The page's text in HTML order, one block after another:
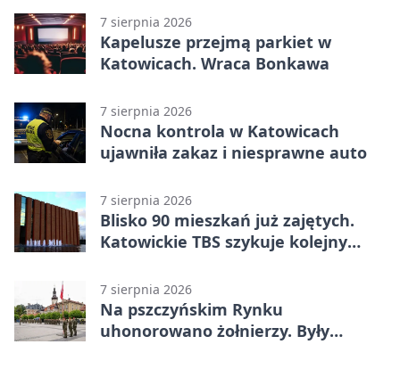
7 sierpnia 2026
Kapelusze przejmą parkiet w
Katowicach. Wraca Bonkawa
7 sierpnia 2026
Nocna kontrola w Katowicach
ujawniła zakaz i niesprawne auto
7 sierpnia 2026
Blisko 90 mieszkań już zajętych.
Katowickie TBS szykuje kolejny
7 sierpnia 2026
Na pszczyńskim Rynku
uhonorowano żołnierzy. Były